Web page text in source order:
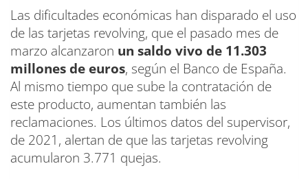
Las dificultades económicas han disparado el uso
de las tarjetas revolving, que el pasado mes de
marzo alcanzaron un saldo vivo de 11.303
millones de euros, según el Banco de España.
Al mismo tiempo que sube la contratación de
este producto, aumentan también las
reclamaciones. Los últimos datos del supervisor,
de 2021, alertan de que las tarjetas revolving
acumularon 3.771 quejas.